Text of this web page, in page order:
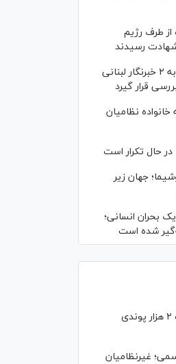
از طرف رژیم
عفو بین‌الملل: حمله اسرائیل به ۲ خبرنگار لبنانی
قرار گیرد
نظامیان
در حال تکرار است
جهان زیر
بحران انسانی؛
شده است
نیویورک‌تایمز: آمریکا با بمب ۲ هزار پوندی
غیرنظامیان